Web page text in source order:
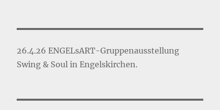
26.4.26 ENGELsART-Gruppenausstellung
Swing & Soul in Engelskirchen.